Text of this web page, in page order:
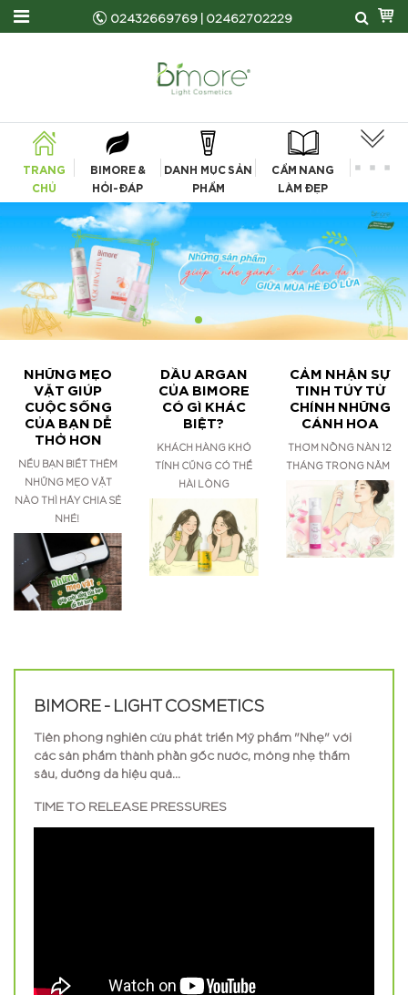
02432669769|02462702229
TRANG
CHỦ
BIMORE &
HỎI-ĐÁP
DANH MỤC SẢN
PHẨM
CẨM NANG
LÀM ĐẸP
NHỮNG MẸO
VẶT GIÚP
CUỘC SỐNG
CỦA BẠN DỄ
THỞ HƠN
NẾU BẠN BIẾT THÊM
NHỮNG MẸO VẶT
NÀO THÌ HÃY CHIA SẺ
NHÉ!
DẦU ARGAN
CỦA BIMORE
CÓ GÌ KHÁC
BIỆT?
KHÁCH HÀNG KHÓ
TÍNH CŨNG CÓ THỂ
HÀI LÒNG
CẢM NHẬN SỰ
TINH TÚY TỪ
CHÍNH NHỮNG
CÁNH HOA
THƠM NỒNG NÀN 12
THÁNG TRONG NĂM
BIMORE - LIGHT COSMETICS
Tiên phong nghiên cứu phát triển Mỹ phẩm "Nhẹ" với
các sản phẩm thành phần gốc nước, mỏng nhẹ thấm
sâu, dưỡng da hiệu quả...
TIME TO RELEASE PRESSURES